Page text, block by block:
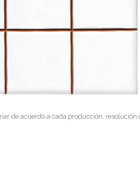
de acuerdo a cada producción, resolución